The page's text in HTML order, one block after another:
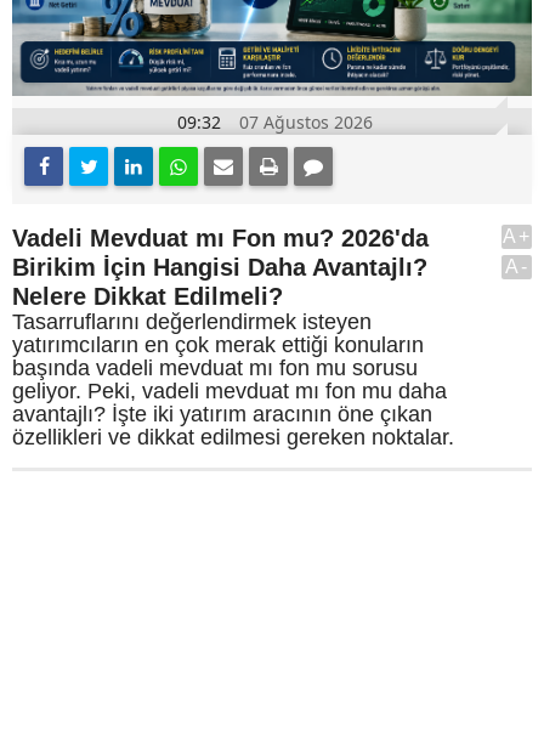
09:32 07 Ağustos 2026
Vadeli Mevduat mı Fon mu? 2026'da
Birikim İçin Hangisi Daha Avantajlı?
Nelere Dikkat Edilmeli?
Tasarruflarını değerlendirmek isteyen
yatırımcıların en çok merak ettiği konuların
başında vadeli mevduat mı fon mu sorusu
geliyor. Peki, vadeli mevduat mı fon mu daha
avantajlı? İşte iki yatırım aracının öne çıkan
özellikleri ve dikkat edilmesi gereken noktalar.
A+
A-